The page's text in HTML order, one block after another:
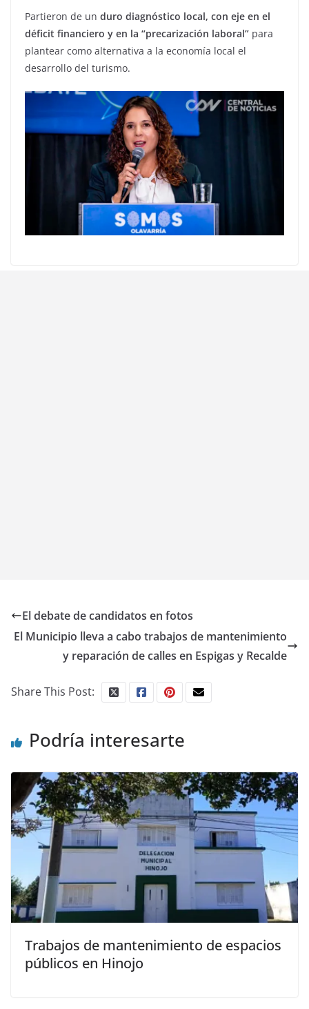
Partieron de un duro diagnóstico local, con eje en el
déficit financiero y en la “precarización laboral” para
plantear como alternativa a la economía local el
desarrollo del turismo.
El debate de candidatos en fotos
El Municipio lleva a cabo trabajos de mantenimiento
y reparación de calles en Espigas y Recalde
Share This Post:
Podría interesarte
Trabajos de mantenimiento de espacios
públicos en Hinojo